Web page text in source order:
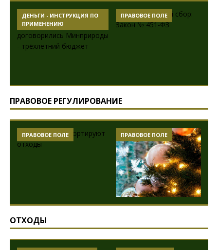
ДЕНЬГИ - ИНСТРУКЦИЯ ПО
ПРИМЕНЕНИЮ
ПРАВОВОЕ ПОЛЕ
ПРАВОВОЕ РЕГУЛИРОВАНИЕ
ПРАВОВОЕ ПОЛЕ ПРАВОВОЕ ПОЛЕ
ОТХОДЫ